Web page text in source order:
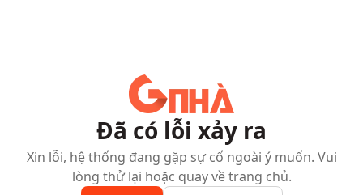
Đã có lỗi xảy ra
Xin lỗi, hệ thống đang gặp sự cố ngoài ý muốn. Vui
lòng thử lại hoặc quay về trang chủ.